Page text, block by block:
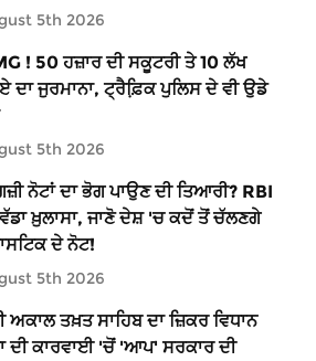
5th 2026
! 50 ਹਜ਼ਾਰ ਦੀ ਸਕੂਟਰੀ ਤੇ 10 ਲੱਖ
ਦਾ ਜੁਰਮਾਨਾ, ਟ੍ਰੈਫ਼ਿ਼ਕ ਪੁਲਿਸ ਦੇ ਵੀ ਉਡੇ
5th 2026
ਨੋਟਾਂ ਦਾ ਭੋਗ ਪਾਉਣ ਦੀ ਤਿਆਰੀ? RBI
ਖ਼ੁਲਾਸਾ, ਜਾਣੋ ਦੇਸ਼ 'ਚ ਕਦੋਂ ਤੋਂ ਚੱਲਣਗੇ
ਦੇ ਨੋਟ!
5th 2026
ਅਕਾਲ ਤਖ਼ਤ ਸਾਹਿਬ ਦਾ ਜ਼ਿਕਰ ਵਿਧਾਨ
ਦੀ ਕਾਰਵਾਈ 'ਚੋਂ 'ਆਪ' ਸਰਕਾਰ ਦੀ